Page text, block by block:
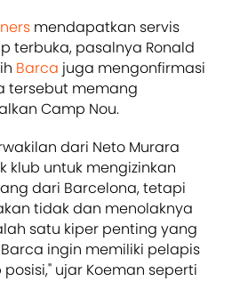
mendapatkan servis
terbuka, pasalnya Ronald
Barca juga mengonfirmasi
tersebut memang
Camp Nou.
dari Neto Murara
klub untuk mengizinkan
dari Barcelona, tetapi
tidak dan menolaknya
satu kiper penting yang
ingin memiliki pelapis
ujar Koeman seperti